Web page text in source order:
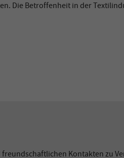
Die Betroffenheit in der
Kontakten zu